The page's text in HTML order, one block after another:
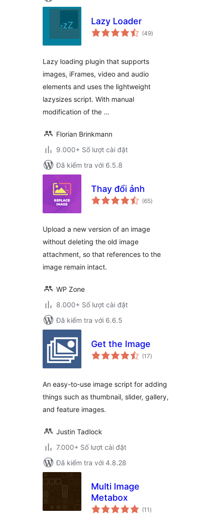
Lazy Loader
(49tổng
đánh
)
Lazy loading plugin that supports
images, iFrames, video and audio
elements and uses the lightweight
lazysizes script. With manual
modification of the …
Florian Brinkmann
9.000+ Số lượt cài đặt
Đã kiểm tra với 6.5.8
Thay đổi ảnh
(65tổng
đánh
)
Upload a new version of an image
without deleting the old image
attachment, so that references to the
image remain intact.
WP Zone
8.000+ Số lượt cài đặt
Đã kiểm tra với 6.6.5
Get the Image
(17tổng
đánh
)
An easy-to-use image script for adding
things such as thumbnail, slider, gallery,
and feature images.
Justin Tadlock
7.000+ Số lượt cài đặt
Đã kiểm tra với 4.8.28
Multi Image
Metabox
(11 tổng
đánh
)